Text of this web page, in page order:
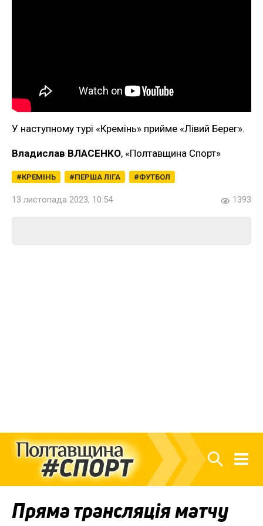
У наступному турі «Кремінь» прийме «Лівий Берег».
Владислав ВЛАСЕНКО, «Полтавщина Спорт»
КРЕМІНЬ ПЕРША ЛІГА ФУТБОЛ
13 листопада 2023, 10:54 1393
Пряма трансляція матчу